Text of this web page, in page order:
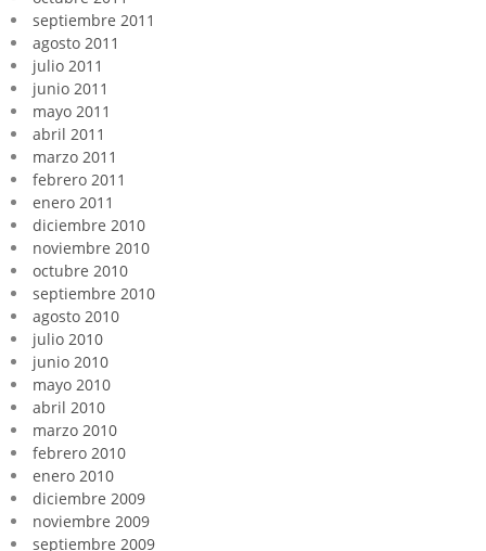
septiembre 2011
agosto 2011
julio 2011
junio 2011
mayo 2011
abril 2011
marzo 2011
febrero 2011
enero 2011
diciembre 2010
noviembre 2010
octubre 2010
septiembre 2010
agosto 2010
julio 2010
junio 2010
mayo 2010
abril 2010
marzo 2010
febrero 2010
enero 2010
diciembre 2009
noviembre 2009
septiembre 2009